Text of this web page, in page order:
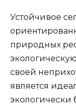
Устойчивое
природных
своей
является
экологически